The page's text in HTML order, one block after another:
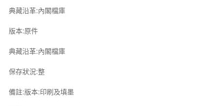
典藏沿革:內閣檔庫
版本:原件
典藏沿革:內閣檔庫
保存狀況:整
備註:版本:印刷及填墨